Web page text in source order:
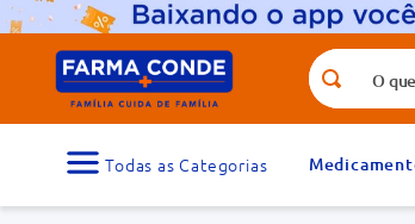
O que você busca?
Termos mais
1
medicamento